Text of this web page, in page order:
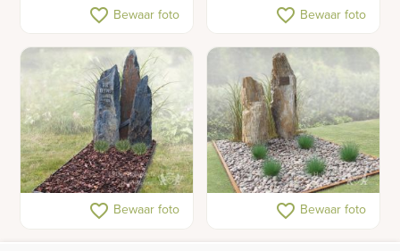
Grijs-blauwe ruwe
favorite_border Bewaar foto
Gedenkmonument met
favorite_border Bewaar foto
Leisteen zuilen
grafmonument
favorite_border Bewaar foto
Versteend hout als
grafmonument
favorite_border Bewaar foto